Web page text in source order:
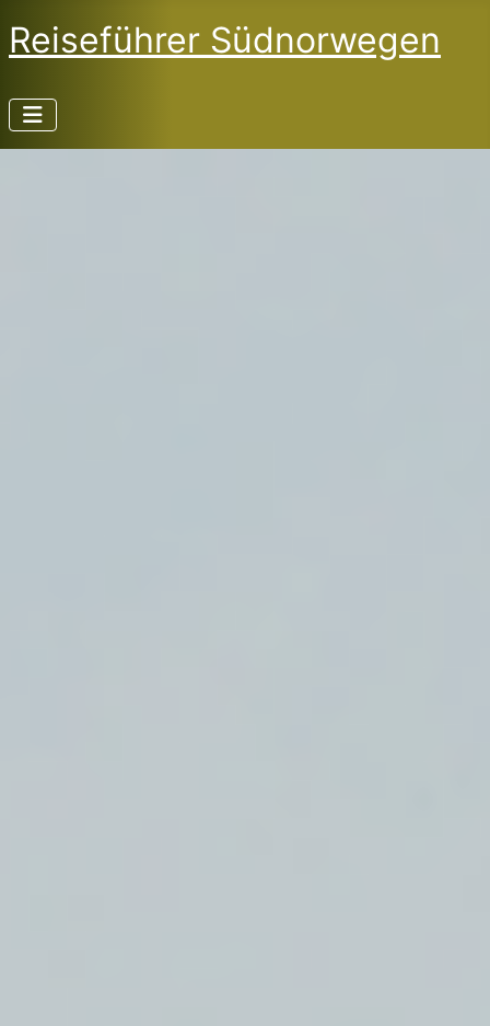
Reiseführer Südnorwegen